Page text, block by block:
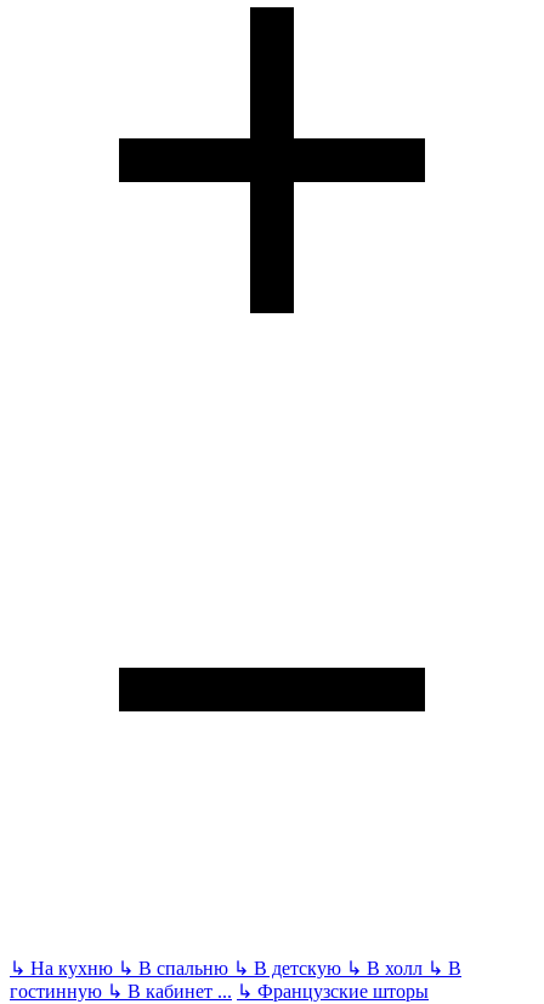
↳ На кухню ↳ В спальню ↳ В детскую ↳ В холл ↳ В
гостинную ↳ В кабинет ... ↳ Французские шторы